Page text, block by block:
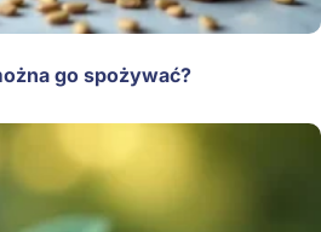
go spożywać?